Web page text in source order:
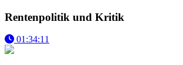
Rentenpolitik und Kritik
01:34:11